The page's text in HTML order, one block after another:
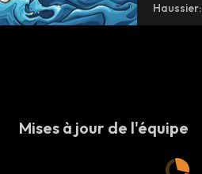
Haussier:
Mises à jour de l'équipe